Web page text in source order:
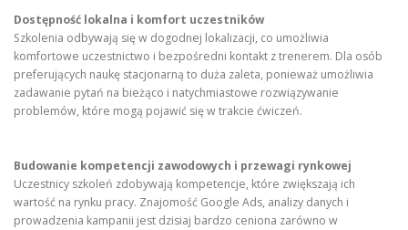
Dostępność lokalna i komfort uczestników
Szkolenia odbywają się w dogodnej lokalizacji, co umożliwia
komfortowe uczestnictwo i bezpośredni kontakt z trenerem. Dla osób
preferujących naukę stacjonarną to duża zaleta, ponieważ umożliwia
zadawanie pytań na bieżąco i natychmiastowe rozwiązywanie
problemów, które mogą pojawić się w trakcie ćwiczeń.
Budowanie kompetencji zawodowych i przewagi rynkowej
Uczestnicy szkoleń zdobywają kompetencje, które zwiększają ich
wartość na rynku pracy. Znajomość Google Ads, analizy danych i
prowadzenia kampanii jest dzisiaj bardzo ceniona zarówno w